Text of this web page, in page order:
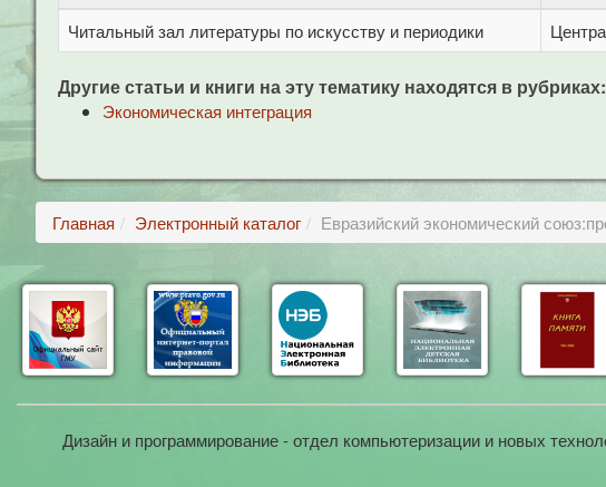
Читальный зал литературы по искусству и периодики
Другие статьи и книги на эту тематику находятся в рубриках:
Экономическая интеграция
Главная Электронный каталог Евразийский экономический
Дизайн и программирование - отдел компьютеризации и новых